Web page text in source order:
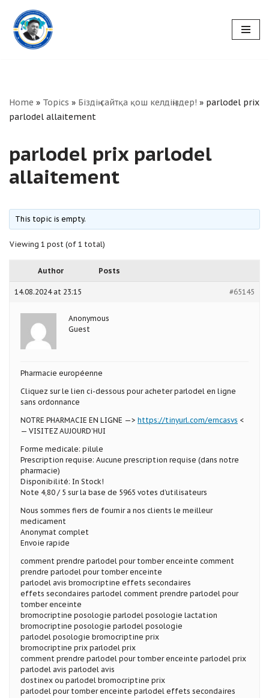
Skip
to
Home » Topics » Біздің сайтқа қош келдіңіздер! » parlodel prix
parlodel allaitement
parlodel prix parlodel
allaitement
This topic is empty.
Viewing 1 post (of 1 total)
Author Posts
14.08.2024 at 23:15 #65145
Anonymous
Guest
Pharmacie européenne
Cliquez sur le lien ci-dessous pour acheter parlodel en ligne
sans ordonnance
NOTRE PHARMACIE EN LIGNE —> https://tinyurl.com/erncasvs <
— VISITEZ AUJOURD’HUI
Forme medicale: pilule
Prescription requise: Aucune prescription requise (dans notre
pharmacie)
Disponibilité: In Stock!
Note 4,80 / 5 sur la base de 5965 votes d’utilisateurs
Nous sommes fiers de fournir a nos clients le meilleur
medicament
Anonymat complet
Envoie rapide
comment prendre parlodel pour tomber enceinte comment
prendre parlodel pour tomber enceinte
parlodel avis bromocriptine effets secondaires
effets secondaires parlodel comment prendre parlodel pour
tomber enceinte
bromocriptine posologie parlodel posologie lactation
bromocriptine posologie parlodel posologie
parlodel posologie bromocriptine prix
bromocriptine prix parlodel prix
comment prendre parlodel pour tomber enceinte parlodel prix
parlodel avis parlodel avis
dostinex ou parlodel bromocriptine prix
parlodel pour tomber enceinte parlodel effets secondaires